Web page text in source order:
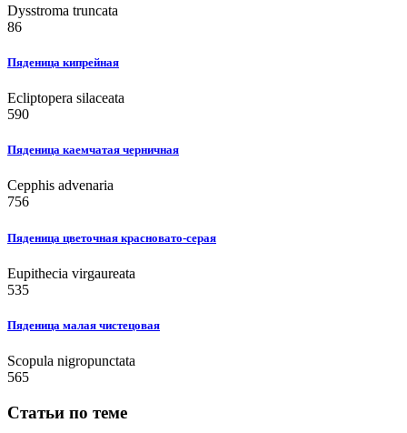
Dysstroma truncata
86
Пяденица кипрейная
Ecliptopera silaceata
590
Пяденица каемчатая черничная
Cepphis advenaria
756
Пяденица цветочная красновато-серая
Eupithecia virgaureata
535
Пяденица малая чистецовая
Scopula nigropunctata
565
Статьи по теме